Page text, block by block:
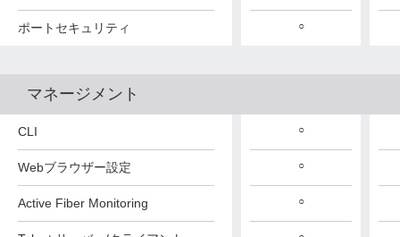
ポートセキュリティ ○
マネージメント
CLI
Webブラウザー設定
Active Fiber Monitoring
○
○
○